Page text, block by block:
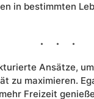
in bestimmten
Ansätze,
zu maximieren.
Freizeit